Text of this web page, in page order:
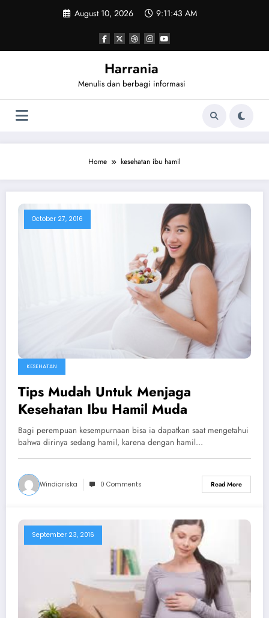
August 10, 2026 9:11:43 AM
Harrania
Menulis dan berbagi informasi
Home kesehatan ibu hamil
October 27, 2016
KESEHATAN
Tips Mudah Untuk Menjaga
Kesehatan Ibu Hamil Muda
Bagi perempuan kesempurnaan bisa ia dapatkan saat mengetahui
bahwa dirinya sedang hamil, karena dengan hamil…
Windiariska 0 Comments Read More
September 23, 2016